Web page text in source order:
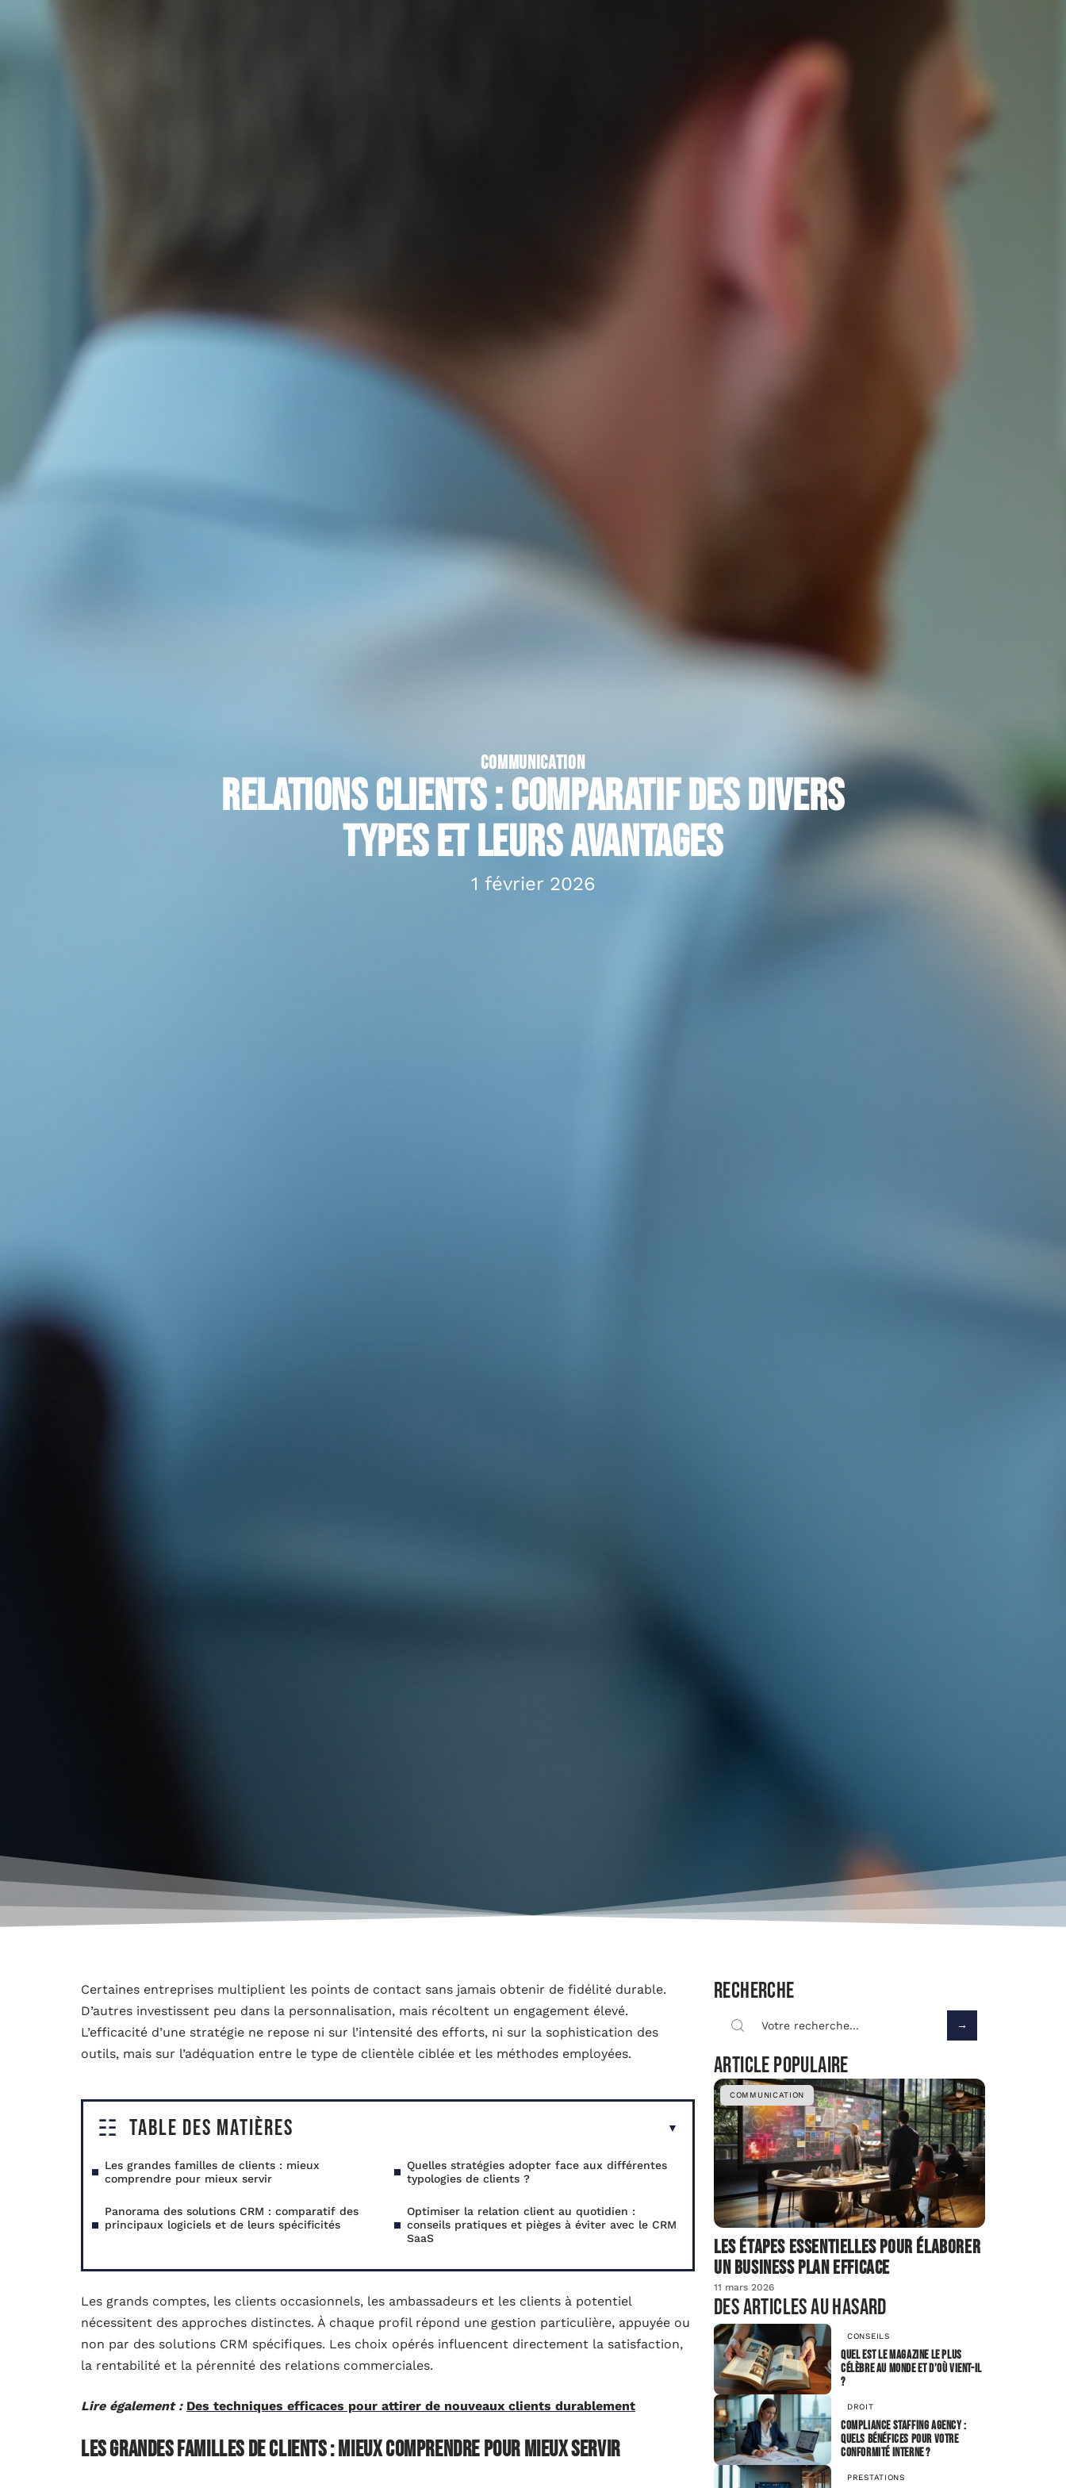
COMMUNICATION
Relations clients : comparatif des divers
types et leurs avantages
1 février 2026
Certaines entreprises multiplient les points de contact sans jamais obtenir de fidélité durable.
D’autres investissent peu dans la personnalisation, mais récoltent un engagement élevé.
L’efficacité d’une stratégie ne repose ni sur l’intensité des efforts, ni sur la sophistication des
outils, mais sur l’adéquation entre le type de clientèle ciblée et les méthodes employées.
Table des matières
Les grandes familles de clients : mieux
comprendre pour mieux servir
Quelles stratégies adopter face aux différentes
typologies de clients ?
Panorama des solutions CRM : comparatif des
principaux logiciels et de leurs spécificités
Optimiser la relation client au quotidien :
conseils pratiques et pièges à éviter avec le CRM
SaaS
Les grands comptes, les clients occasionnels, les ambassadeurs et les clients à potentiel
nécessitent des approches distinctes. À chaque profil répond une gestion particulière, appuyée ou
non par des solutions CRM spécifiques. Les choix opérés influencent directement la satisfaction,
la rentabilité et la pérennité des relations commerciales.
Lire également : Des techniques efficaces pour attirer de nouveaux clients durablement
Les grandes familles de clients : mieux comprendre pour mieux servir
Recherche
Article populaire
COMMUNICATION
Les étapes essentielles pour élaborer
un business plan efficace
11 mars 2026
Des articles au hasard
CONSEILS
Quel est le magazine le plus
célèbre au monde et d’où vient-il
?
DROIT
Compliance Staffing Agency :
quels bénéfices pour votre
conformité interne ?
PRESTATIONS